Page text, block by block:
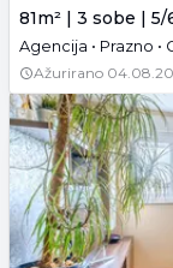
81m² | 3 sobe |
Agencija • Prazno •
Ažurirano